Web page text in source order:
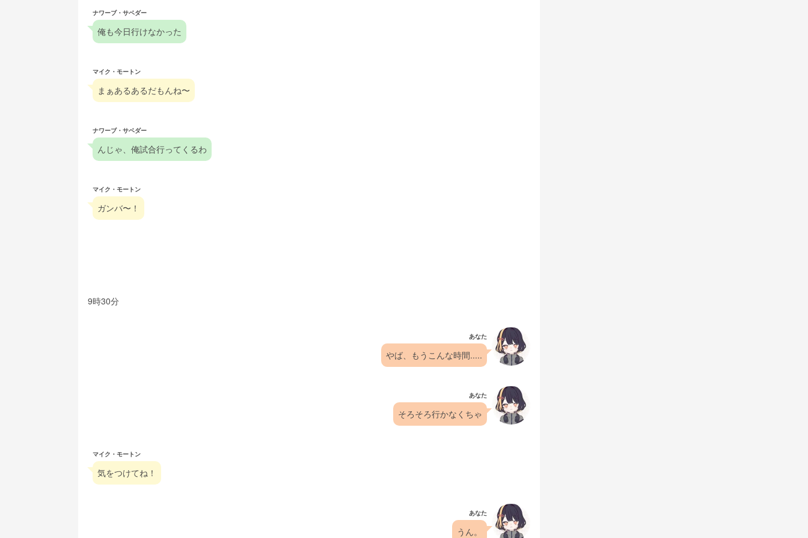
ナワーブ・サベダー
俺も今日行けなかった
マイク・モートン
まぁあるあるだもんね〜
ナワーブ・サベダー
んじゃ、俺試合行ってくるわ
マイク・モートン
ガンバ〜！
9時30分
あなた
やば、もうこんな時間.....
あなた
そろそろ行かなくちゃ
マイク・モートン
気をつけてね！
あなた
うん。